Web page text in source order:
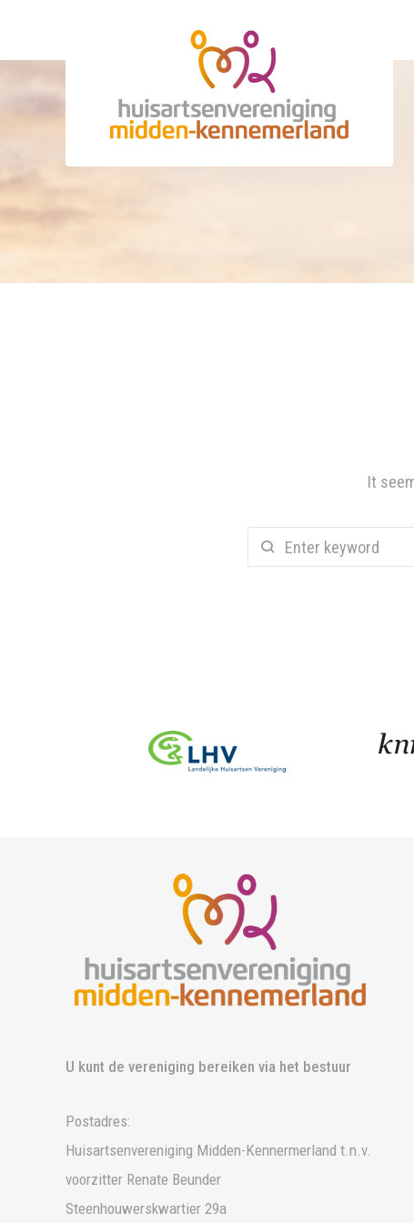
It
U kunt de vereniging bereiken via het bestuur
Postadres:
Huisartsenvereniging Midden-Kennermerland t.n.v.
voorzitter Renate Beunder
Steenhouwerskwartier 29a